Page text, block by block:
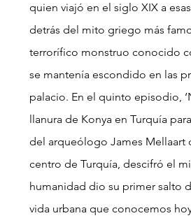
quien viajó en el siglo XIX a
detrás del mito griego más
terrorífico monstruo conocido
se mantenía escondido en las
palacio. En el quinto episodio,
llanura de Konya en Turquía
del arqueólogo James Mellaart
centro de Turquía, descifró el
humanidad dio su primer salto
vida urbana que conocemos